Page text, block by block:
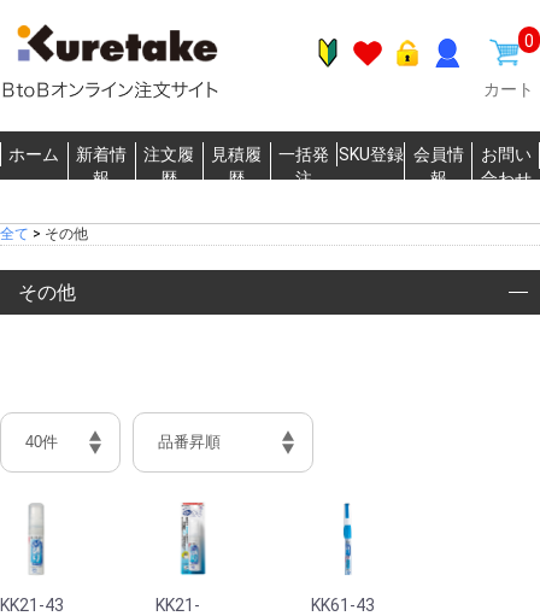
0
カート
ホーム
新着情
報
注文履
歴
見積履
歴
一括発
注
SKU登録 会員情
報
お問い
合わせ
全て > その他
その他
KK21-43
KK21-
KK61-43